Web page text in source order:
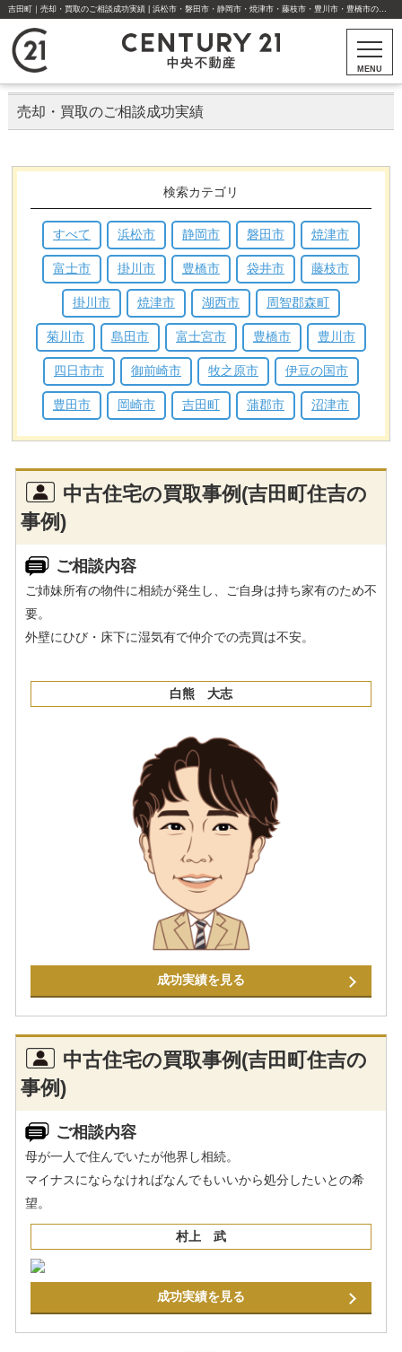
吉田町｜売却・買取のご相談成功実績 | 浜松市・磐田市・静岡市・焼津市・藤枝市・豊川市・豊橋市の不動産はセンチュリー21中央不動産
MENU
売却・買取のご相談成功実績
検索カテゴリ
すべて 浜松市 静岡市 磐田市 焼津市
富士市 掛川市 豊橋市 袋井市 藤枝市
掛川市 焼津市 湖西市 周智郡森町
菊川市 島田市 富士宮市 豊橋市 豊川市
四日市市 御前崎市 牧之原市 伊豆の国市
豊田市 岡崎市 吉田町 蒲郡市 沼津市
中古住宅の買取事例(吉田町住吉の
事例)
ご相談内容
ご姉妹所有の物件に相続が発生し、ご自身は持ち家有のため不
要。
外壁にひび・床下に湿気有で仲介での売買は不安。
白熊 大志
成功実績を見る
中古住宅の買取事例(吉田町住吉の
事例)
ご相談内容
母が一人で住んでいたが他界し相続。
マイナスにならなければなんでもいいから処分したいとの希
望。
村上 武
成功実績を見る